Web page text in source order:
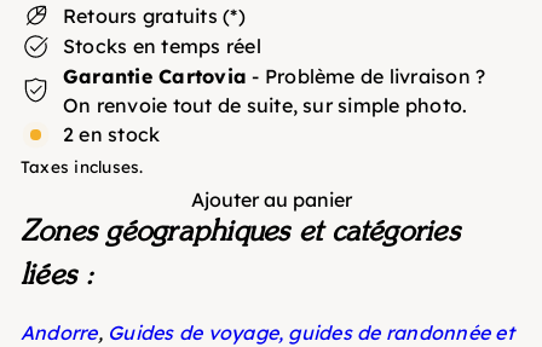
Retours gratuits (*)
Stocks en temps réel
Garantie Cartovia - Problème de livraison ?
On renvoie tout de suite, sur simple photo.
2 en stock
Taxes incluses.
Ajouter au panier
Zones géographiques et catégories
liées :
Andorre, Guides de voyage, guides de randonnée et